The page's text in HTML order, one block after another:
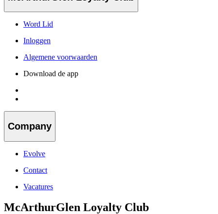
Word Lid
Inloggen
Algemene voorwaarden
Download de app
Company
Evolve
Contact
Vacatures
McArthurGlen Loyalty Club